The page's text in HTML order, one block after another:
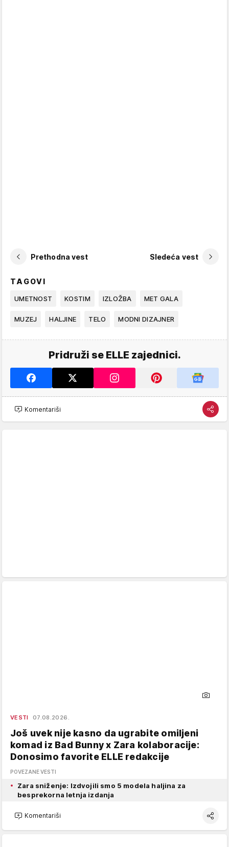
Prethodna vest Sledeća vest
TAGOVI
UMETNOST KOSTIM IZLOŽBA MET GALA
MUZEJ HALJINE TELO MODNI DIZAJNER
Pridruži se ELLE zajednici.
Komentariši
VESTI 07.08.2026.
Još uvek nije kasno da ugrabite omiljeni
komad iz Bad Bunny x Zara kolaboracije:
Donosimo favorite ELLE redakcije
POVEZANE VESTI
Zara sniženje: Izdvojili smo 5 modela haljina za
besprekorna letnja izdanja
Komentariši